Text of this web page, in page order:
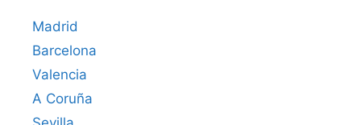
Madrid
Barcelona
Valencia
A Coruña